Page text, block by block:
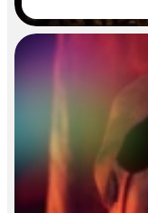
aboutissant à